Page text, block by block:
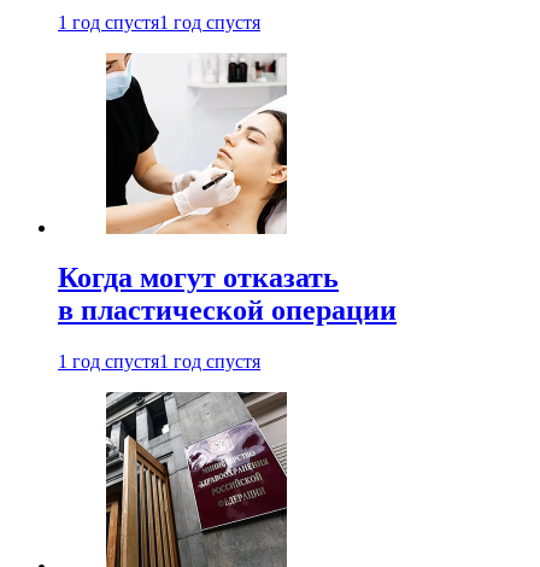
1 год спустя1 год спустя
Когда могут отказать
в пластической операции
1 год спустя1 год спустя